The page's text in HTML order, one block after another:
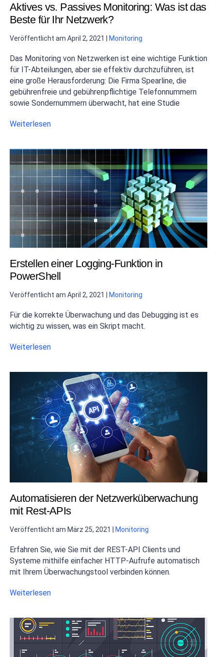
Aktives vs. Passives Monitoring: Was ist das
Beste für Ihr Netzwerk?
Veröffentlicht am April 2, 2021 Monitoring
Das Monitoring von Netzwerken ist eine wichtige Funktion
für IT-Abteilungen, aber sie effektiv durchzuführen, ist
eine große Herausforderung: Die Firma Spearline, die
gebührenfreie und gebührenpflichtige Telefonnummern
sowie Sondernummern überwacht, hat eine Studie
Weiterlesen
Erstellen einer Logging-Funktion in
PowerShell
Veröffentlicht am April 2, 2021 Monitoring
Für die korrekte Überwachung und das Debugging ist es
wichtig zu wissen, was ein Skript macht.
Weiterlesen
Automatisieren der Netzwerküberwachung
mit Rest-APIs
Veröffentlicht am März 25, 2021 Monitoring
Erfahren Sie, wie Sie mit der REST-API Clients und
Systeme mithilfe einfacher HTTP-Aufrufe automatisch
mit Ihrem Überwachungstool verbinden können.
Weiterlesen